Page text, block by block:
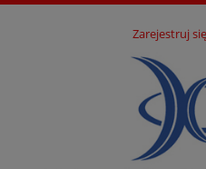
Zarejestruj się